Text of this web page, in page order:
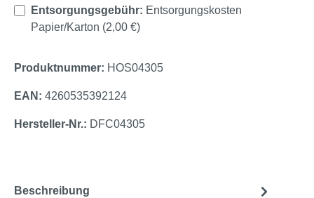
Entsorgungsgebühr: Entsorgungskosten
Papier/Karton (2,00 €)
Produktnummer: HOS04305
EAN: 4260535392124
Hersteller-Nr.: DFC04305
Beschreibung